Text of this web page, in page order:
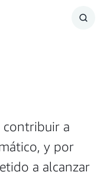
contribuir a
y por
a alcanzar